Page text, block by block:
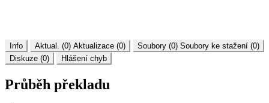
Info Aktual. (0) Aktualizace (0) Soubory (0) Soubory ke stažení (0)
Diskuze (0)
Hlášení chyb
Průběh překladu